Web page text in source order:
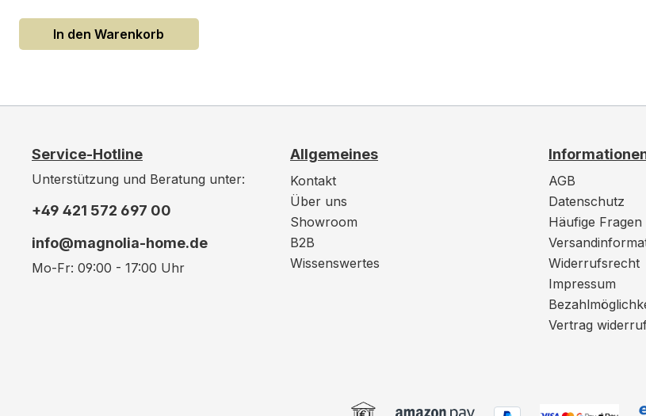
In den Warenkorb
Service-Hotline
Unterstützung und Beratung unter:
+49 421 572 697 00
info@magnolia-home.de
Mo-Fr: 09:00 - 17:00 Uhr
Allgemeines
Kontakt
Über uns
Showroom
B2B
Wissenswertes
AGB
Datenschutz
Häufige Fragen
Widerrufsrecht
Impressum
Vertrag